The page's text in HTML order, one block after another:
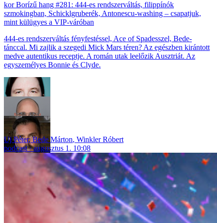
Borízű hang #281: 444-es rendszerváltás, filippínók
szmokingban, Schicklgruberék, Antonescu-washing – csapatjuk,
mint külügyes a VIP-váróban
444-es rendszerváltás fényfestéssel, Ace of Spadesszel, Bede-
tánccal. Mi zajlik a szegedi Mick Mars téren? Az egészben kirántott
medve autentikus receptje. A román utak leelőzik Ausztriát. Az
egyszemélyes Bonnie és Clyde.
Uj Péter,Bede Márton, Winkler Róbert
podcast
augusztus 1. 10:08